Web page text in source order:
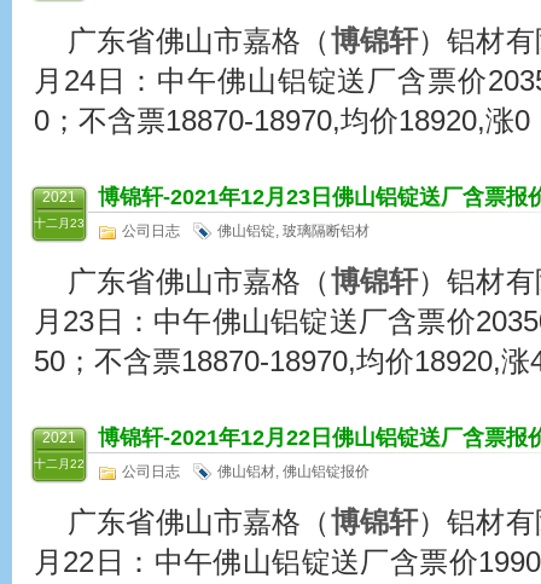
广东省佛山市嘉格（博锦轩）铝材
月24日：中午佛山铝锭送厂含票价
0；不含票18870-18970,均价18920,涨0
2021
十二月23
博锦轩-2021年12月23日佛山铝锭送厂含票报
公司日志 佛山铝锭, 玻璃隔断铝材
广东省佛山市嘉格（博锦轩）铝材
月23日：中午佛山铝锭送厂含票价
50；不含票18870-18970,均价18920,涨
2021
十二月22
博锦轩-2021年12月22日佛山铝锭送厂含票报
公司日志 佛山铝材, 佛山铝锭报价
广东省佛山市嘉格（博锦轩）铝材
月22日：中午佛山铝锭送厂含票价